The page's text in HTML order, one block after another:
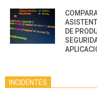
DE
INCIDENTES